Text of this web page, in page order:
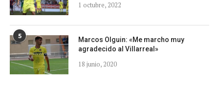
1 octubre, 2022
5
Marcos Olguin: «Me marcho muy
agradecido al Villarreal»
18 junio, 2020